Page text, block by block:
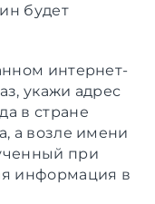
будет
интернет-
укажи адрес
в стране
а возле имени
при
информация в